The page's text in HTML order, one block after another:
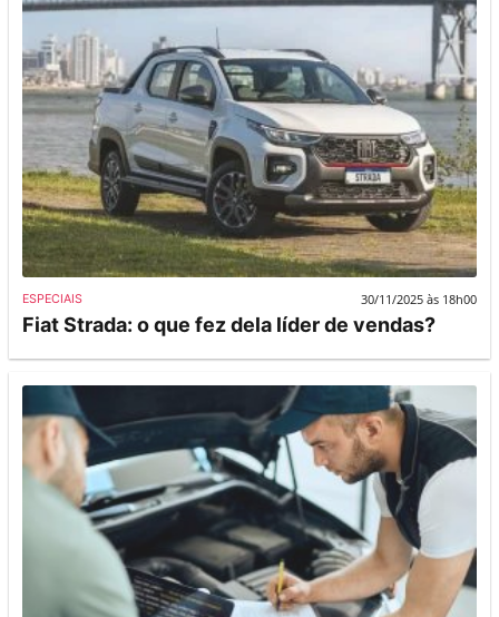
ESPECIAIS 30/11/2025 às 18h00
Fiat Strada: o que fez dela líder de vendas?